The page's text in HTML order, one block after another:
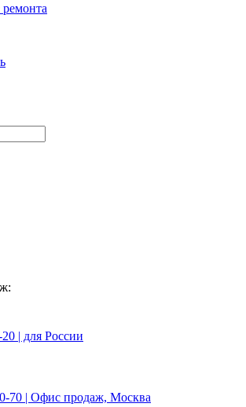
ремонта
| для России
70 | Офис продаж, Москва